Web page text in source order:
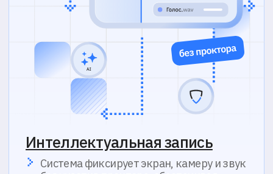
Асинхронный
прокторинг
материалы просматриваются в записи
результатов